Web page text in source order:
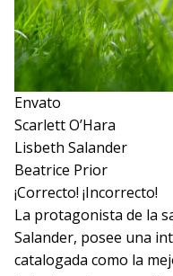
Envato
Scarlett O’Hara
Lisbeth Salander
Beatrice Prior
¡Correcto! ¡Incorrecto!
La protagonista de la
Salander, posee una
catalogada como la